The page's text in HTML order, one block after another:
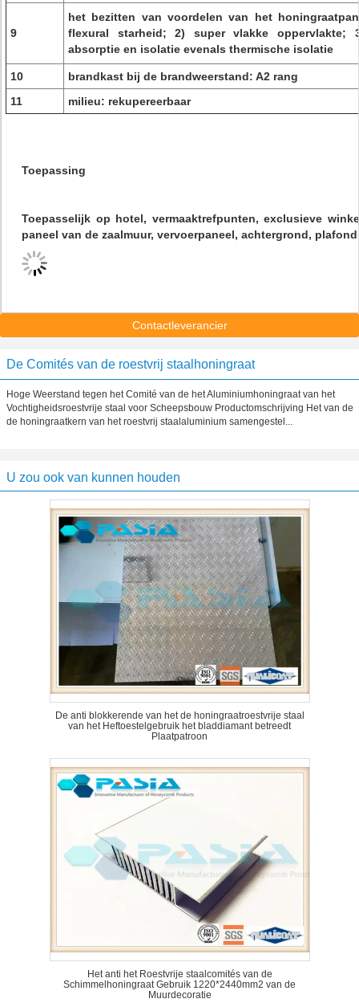
9
het bezitten van voordelen van het
flexural starheid; 2) super vlakke oppervlakte;
absorptie en isolatie evenals thermische isolatie
10
brandkast bij de brandweerstand: A2 rang
11
milieu: rekupereerbaar
Toepassing
Toepasselijk op hotel, vermaaktrefpunten, exclusieve
paneel van de zaalmuur, vervoerpaneel, achtergrond,
Contactleverancier
De Comités van de roestvrij staalhoningraat
Hoge Weerstand tegen het Comité van de het Aluminiumhoningraat van het
Vochtigheidsroestvrije staal voor Scheepsbouw Productomschrijving Het van de
de honingraatkern van het roestvrij staalaluminium samengestel...
U zou ook van kunnen houden
De anti blokkerende van het de honingraatroestvrije staal
van het Heftoestelgebruik het bladdiamant betreedt
Plaatpatroon
Het anti het Roestvrije staalcomités van de
Schimmelhoningraat Gebruik 1220*2440mm2 van de
Muurdecoratie